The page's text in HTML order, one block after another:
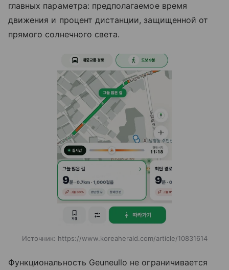
главных параметра: предполагаемое время
движения и процент дистанции, защищенной от
прямого солнечного света.
Источник: https://www.koreaherald.com/article/10831614
Функциональность Geuneullo не ограничивается